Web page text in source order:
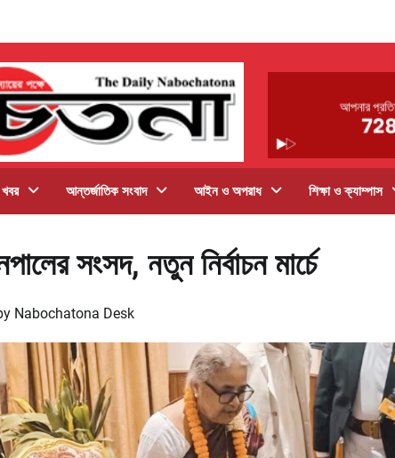
আন্তর্জাতিক সংবাদ আইন ও অপরাধ শিক্ষা ও ক্যাম্পাস
সংসদ, নতুন নির্বাচন মার্চে
Nabochatona Desk